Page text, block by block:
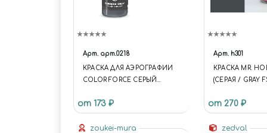
Арт. арт.0218
КРАСКА ДЛЯ АЭРОГРАФИИ
COLOR FORCE СЕРЫЙ
от 173 ₽
Арт. h301
КРАСКА MR.
(СЕРАЯ / GRAY
от 270 ₽
zoukei-mura zedval